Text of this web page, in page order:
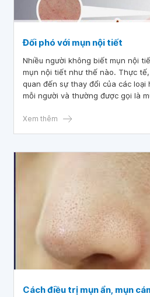
Đối phó với mụn nội tiết
Nhiều người không biết mụn nội
mụn nội tiết như thế nào. Thực
quan đến sự thay đổi của các loại
mỗi người và thường được gọi là
Xem thêm
Cách điều trị mụn ẩn, mụn